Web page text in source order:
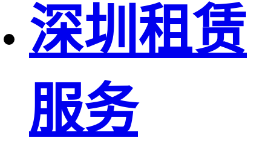
深圳租赁
服务